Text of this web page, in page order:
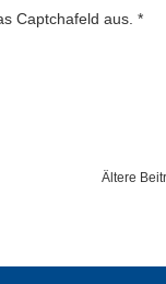
Captchafeld aus. *
Ältere